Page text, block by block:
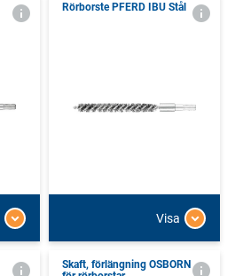
Rörborste PFERD IBU Stål
Visa
Skaft, förlängning OSBORN